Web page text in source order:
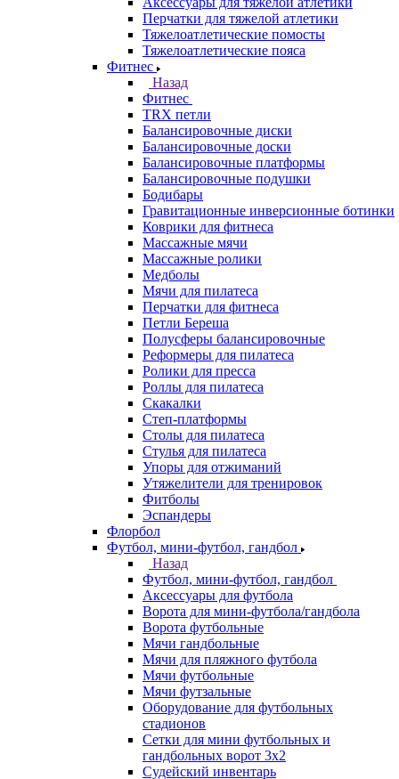
Перчатки для тяжелой атлетики
Тяжелоатлетические помосты
Тяжелоатлетические пояса
Фитнес
Назад
Фитнес
TRX петли
Балансировочные диски
Балансировочные доски
Балансировочные платформы
Балансировочные подушки
Бодибары
Гравитационные инверсионные ботинки
Коврики для фитнеса
Массажные мячи
Массажные ролики
Медболы
Мячи для пилатеса
Перчатки для фитнеса
Петли Береша
Полусферы балансировочные
Реформеры для пилатеса
Ролики для пресса
Роллы для пилатеса
Скакалки
Степ-платформы
Столы для пилатеса
Стулья для пилатеса
Упоры для отжиманий
Утяжелители для тренировок
Фитболы
Эспандеры
Флорбол
Футбол, мини-футбол, гандбол
Назад
Футбол, мини-футбол, гандбол
Аксессуары для футбола
Ворота для мини-футбола/гандбола
Ворота футбольные
Мячи гандбольные
Мячи для пляжного футбола
Мячи футбольные
Мячи футзальные
Оборудование для футбольных
стадионов
Сетки для мини футбольных и
гандбольных ворот 3х2
Судейский инвентарь